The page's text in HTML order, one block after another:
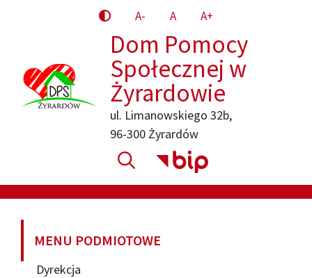
A- A A+
Dom Pomocy
Społecznej w
Żyrardowie
ul. Limanowskiego 32b,
96-300 Żyrardów
MENU PODMIOTOWE
Dyrekcja